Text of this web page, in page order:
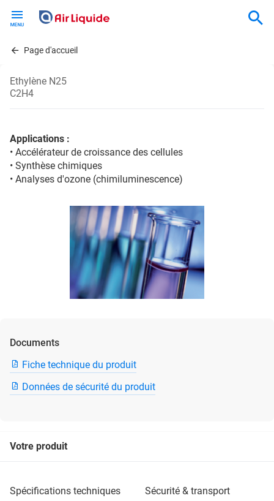
contentPage d'accueil
Ethylène N25
C2H4
Applications :
• Accélérateur de croissance des cellules
• Synthèse chimiques
• Analyses d'ozone (chimiluminescence)
Documents
Fiche technique du produit
Données de sécurité du produit
Votre produit
spécifications techniques sécurité & transport